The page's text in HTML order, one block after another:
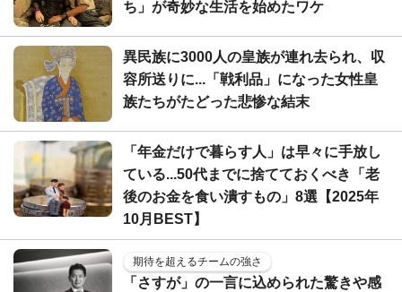
ち」が奇妙な生活を始めたワケ
異民族に3000人の皇族が連れ去られ、収
容所送りに...「戦利品」になった女性皇
族たちがたどった悲惨な結末
「年金だけで暮らす人」は早々に手放し
ている...50代までに捨てておくべき「老
後のお金を食い潰すもの」8選【2025年
10月BEST】
期待を超えるチームの強さ
「さすが」の一言に込められた驚きや感